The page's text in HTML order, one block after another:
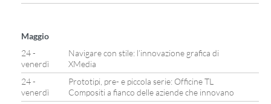
Maggio
24 -
venerdì
Navigare con stile: l’innovazione grafica di
XMedia
24 -
venerdì
Prototipi, pre- e piccola serie: Officine TL
Compositi a fianco delle aziende che innovano